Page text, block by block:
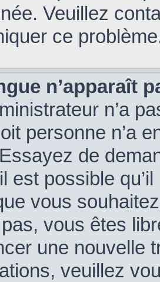
Veuillez
ce
n’apparaît
n’a
personne n’a
de
est possible
vous
pas, vous êtes
une nouvelle
veuillez